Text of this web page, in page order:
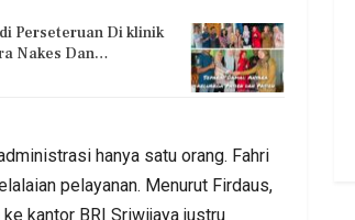
Perseteruan Di klinik
Nakes Dan…
hanya satu orang. Fahri
pelayanan. Menurut Firdaus,
kantor BRI Sriwijaya justru